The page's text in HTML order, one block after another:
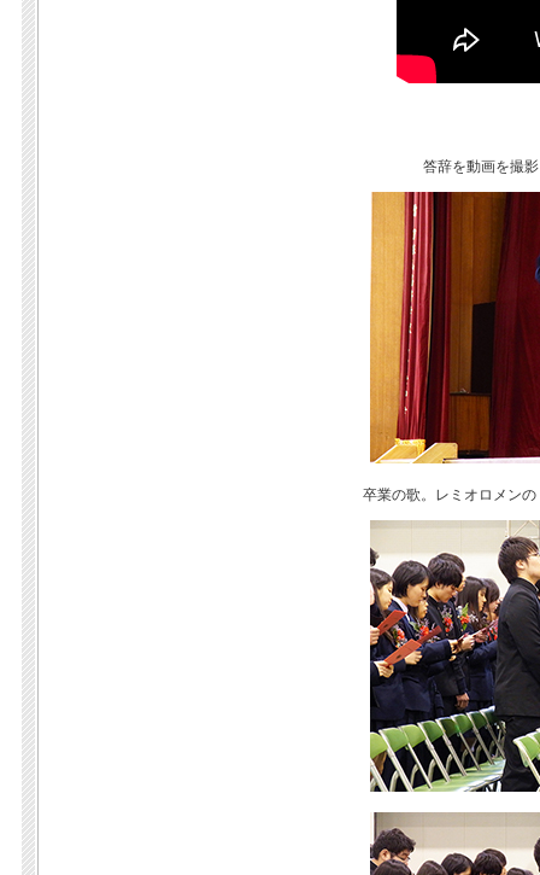
答辞を動画を撮
卒業の歌。レミオロメン